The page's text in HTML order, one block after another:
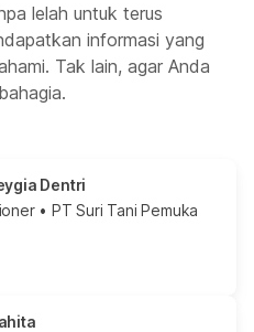
lelah untuk terus
informasi yang
Tak lain, agar Anda
Dentri
• PT Suri Tani Pemuka